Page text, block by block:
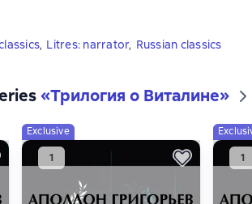
, Litres: narrator, Russian classics
«Трилогия о Виталине»
Exclusive